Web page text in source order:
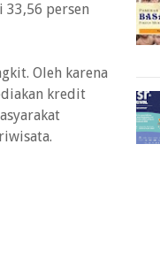
persen
Oleh karena
kredit